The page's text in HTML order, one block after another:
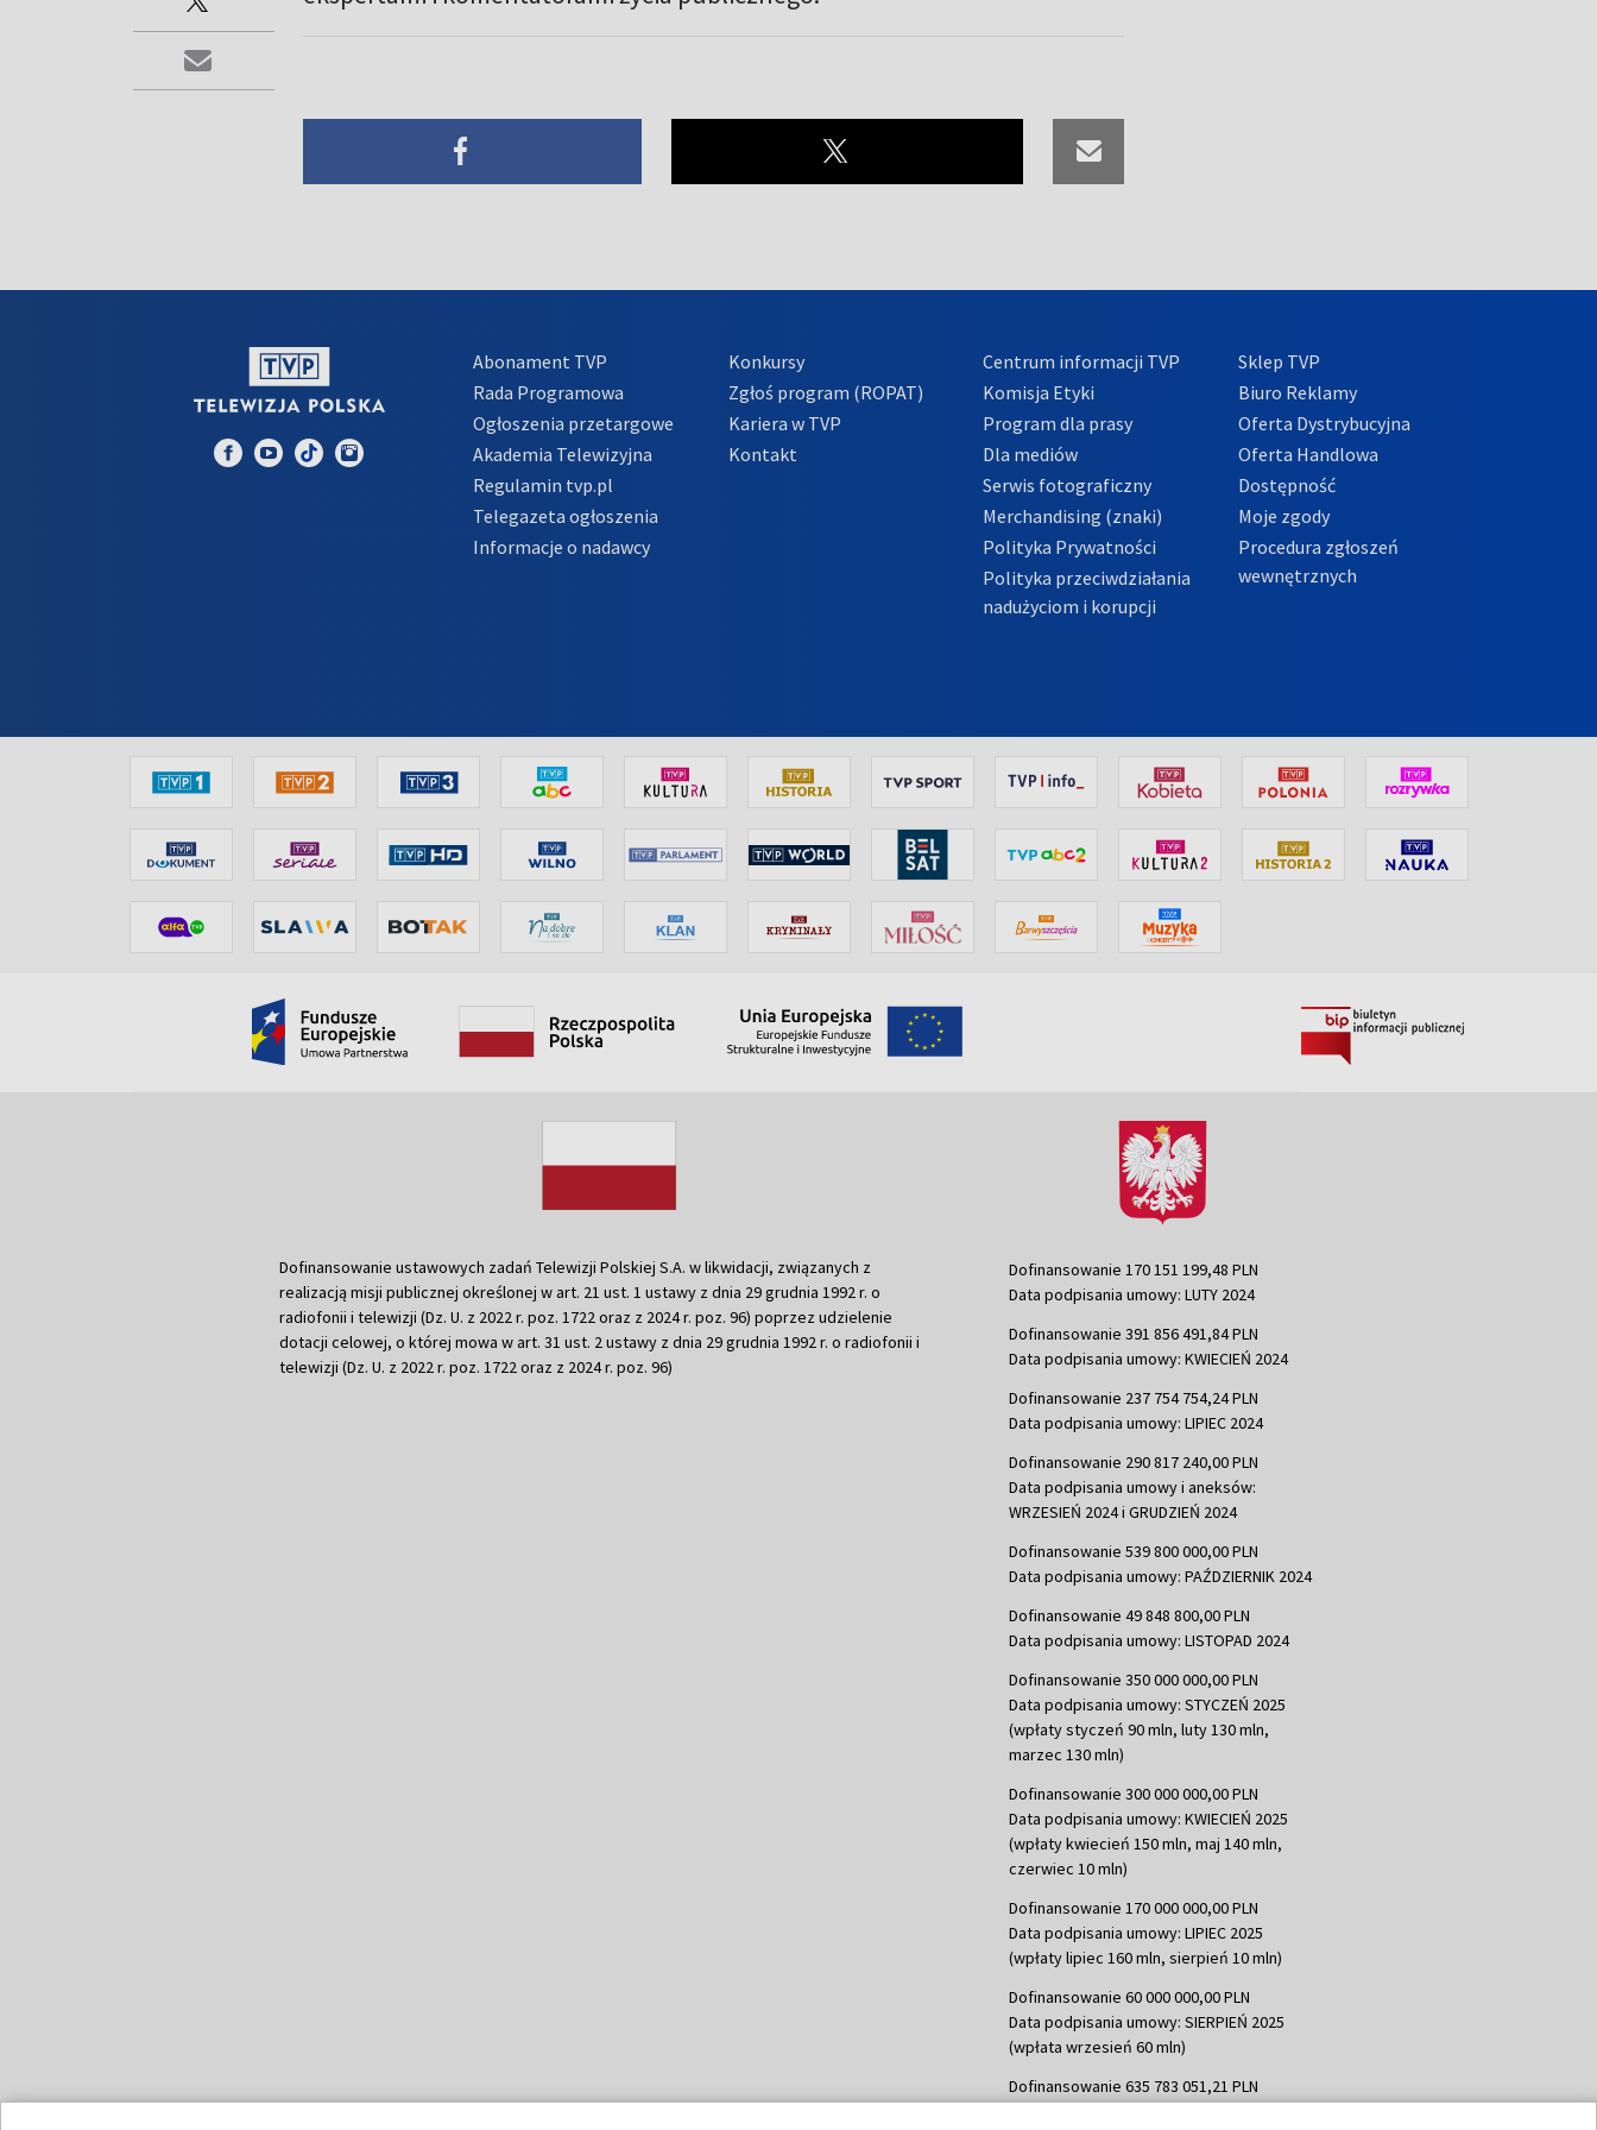
Abonament TVP
Rada Programowa
Ogłoszenia przetargowe
Akademia Telewizyjna
Regulamin tvp.pl
Telegazeta ogłoszenia
Informacje o nadawcy
Konkursy
Zgłoś program (ROPAT)
Kariera w TVP
Kontakt
Centrum informacji TVP
Komisja Etyki
Program dla prasy
Dla mediów
Serwis fotograficzny
Merchandising (znaki)
Polityka Prywatności
Polityka przeciwdziałania
nadużyciom i korupcji
Sklep TVP
Biuro Reklamy
Oferta Dystrybucyjna
Oferta Handlowa
Dostępność
Moje zgody
Procedura zgłoszeń
wewnętrznych
Dofinansowanie ustawowych zadań Telewizji Polskiej S.A. w likwidacji, związanych z
realizacją misji publicznej określonej w art. 21 ust. 1 ustawy z dnia 29 grudnia 1992 r. o
radiofonii i telewizji (Dz. U. z 2022 r. poz. 1722 oraz z 2024 r. poz. 96) poprzez udzielenie
dotacji celowej, o której mowa w art. 31 ust. 2 ustawy z dnia 29 grudnia 1992 r. o radiofonii i
telewizji (Dz. U. z 2022 r. poz. 1722 oraz z 2024 r. poz. 96)
Dofinansowanie 170 151 199,48 PLN
Data podpisania umowy: LUTY 2024
Dofinansowanie 391 856 491,84 PLN
Data podpisania umowy: KWIECIEŃ 2024
Dofinansowanie 237 754 754,24 PLN
Data podpisania umowy: LIPIEC 2024
Dofinansowanie 290 817 240,00 PLN
Data podpisania umowy i aneksów:
WRZESIEŃ 2024 i GRUDZIEŃ 2024
Dofinansowanie 539 800 000,00 PLN
Data podpisania umowy: PAŹDZIERNIK 2024
Dofinansowanie 49 848 800,00 PLN
Data podpisania umowy: LISTOPAD 2024
Dofinansowanie 350 000 000,00 PLN
Data podpisania umowy: STYCZEŃ 2025
(wpłaty styczeń 90 mln, luty 130 mln,
marzec 130 mln)
Dofinansowanie 300 000 000,00 PLN
Data podpisania umowy: KWIECIEŃ 2025
(wpłaty kwiecień 150 mln, maj 140 mln,
czerwiec 10 mln)
Dofinansowanie 170 000 000,00 PLN
Data podpisania umowy: LIPIEC 2025
(wpłaty lipiec 160 mln, sierpień 10 mln)
Dofinansowanie 60 000 000,00 PLN
Data podpisania umowy: SIERPIEŃ 2025
(wpłata wrzesień 60 mln)
Dofinansowanie 635 783 051,21 PLN